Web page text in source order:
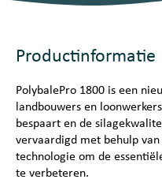
Productinformatie
PolybalePro 1800 is een
landbouwers en
bespaart en de
vervaardigd met behulp
technologie om de
te verbeteren.